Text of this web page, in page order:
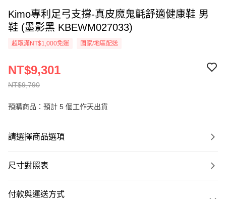
Kimo專利足弓支撐-真皮魔鬼氈舒適健康鞋 男
鞋 (墨影黑 KBEWM027033)
超取滿NT$1,000免運 國家/地區配送
NT$9,790
NT$9,301
預購商品：預計 5 個工作天出貨
請選擇商品選項
尺寸對照表
付款與運送方式